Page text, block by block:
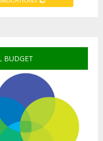
BUDGET